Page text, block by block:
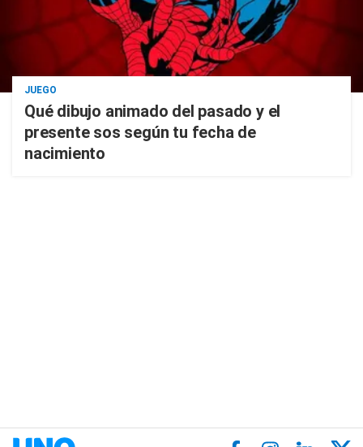
JUEGO
Qué dibujo animado del pasado y el
presente sos según tu fecha de
nacimiento